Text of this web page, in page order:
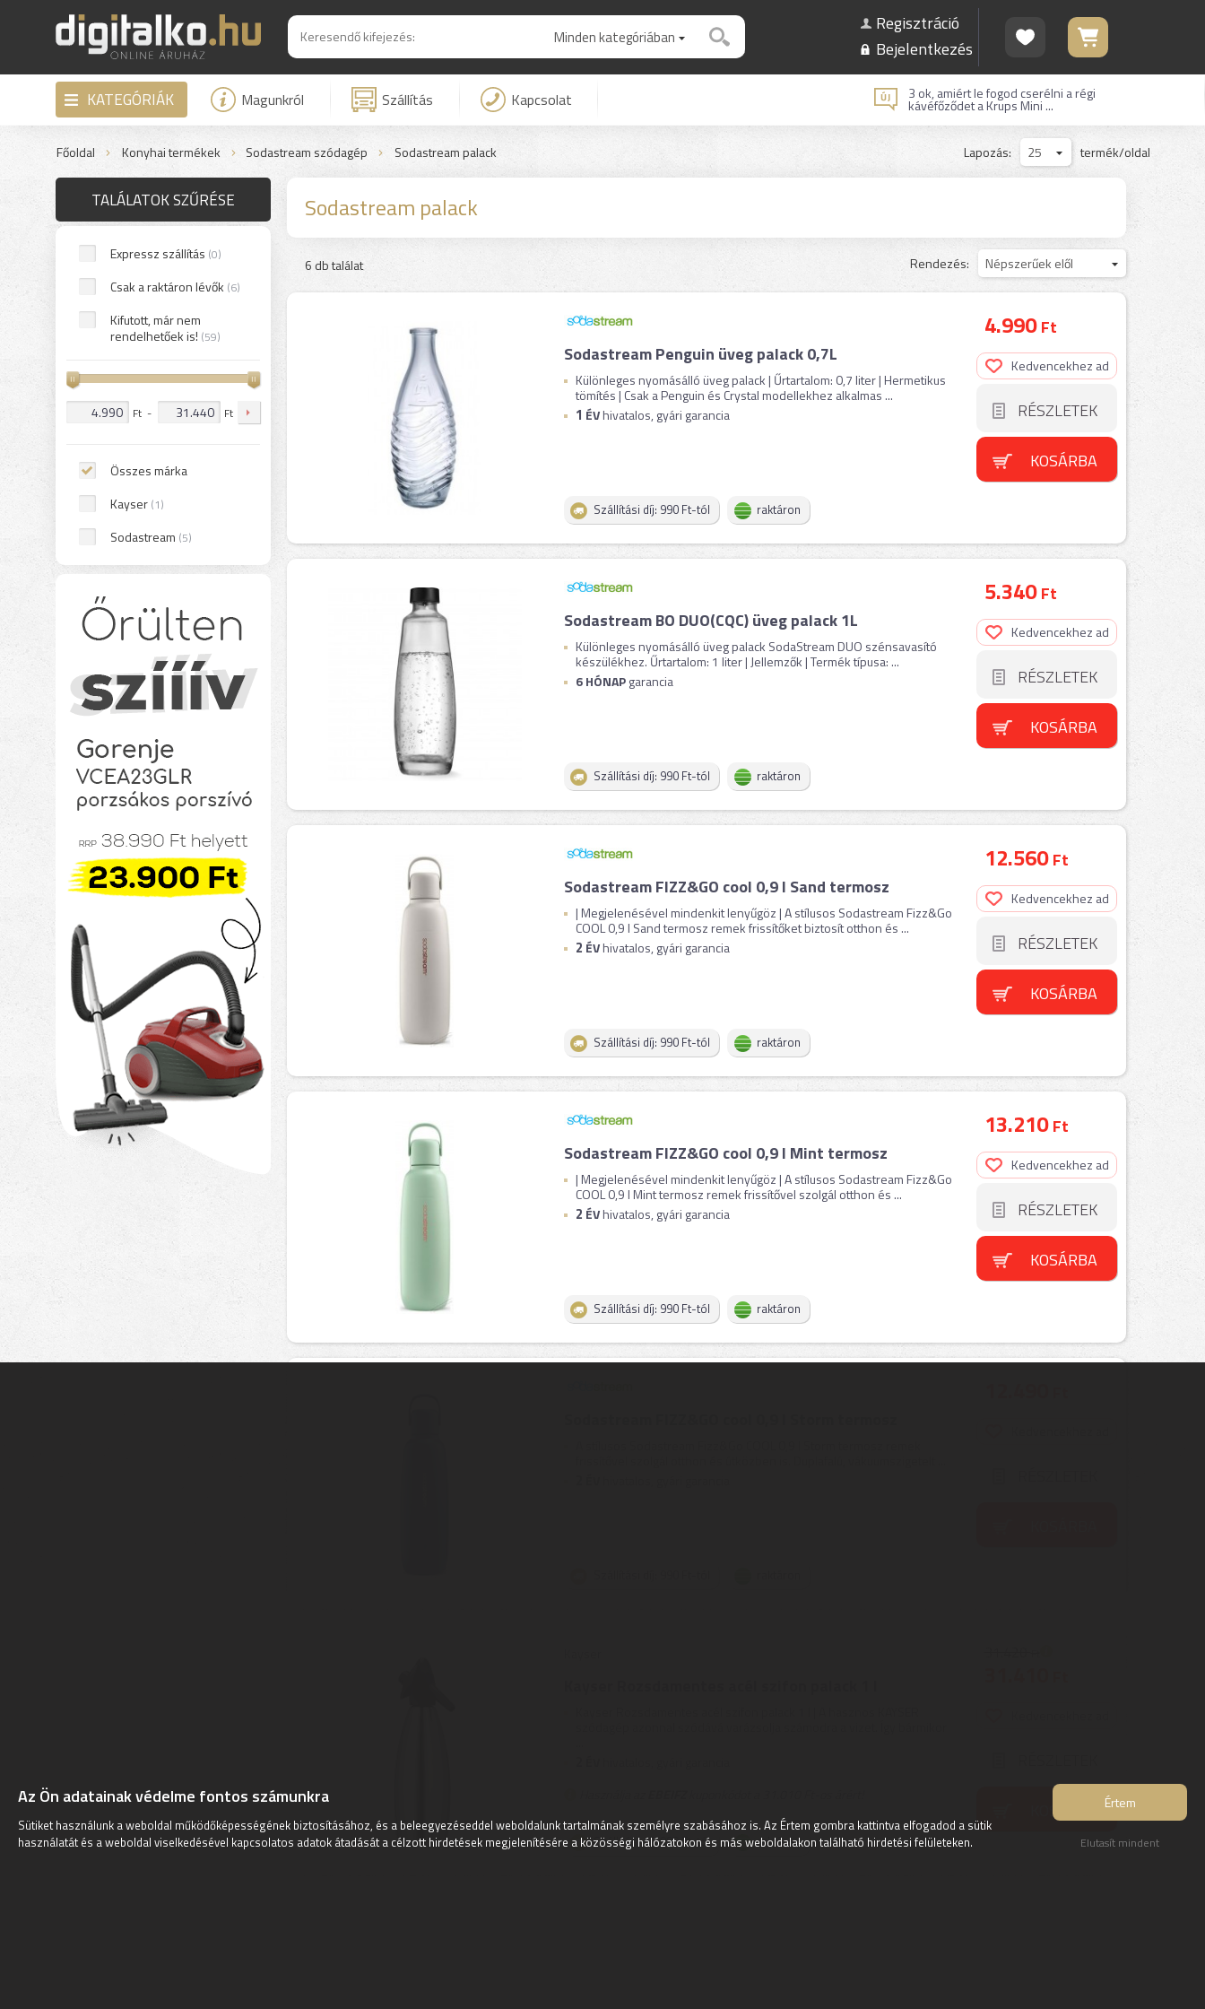
Minden kategóriában
Regisztráció
Bejelentkezés
KATEGÓRIÁK Magunkról Szállítás Kapcsolat 3 ok, amiért le fogod cserélni a régi
kávéfőződet a Krups Mini ...
Főoldal Konyhai termékek Sodastream szódagép Sodastream palack termék/oldal
25
Lapozás:
TALÁLATOK SZŰRÉSE
Expressz szállítás (0)
Csak a raktáron lévők (6)
Kifutott, már nem
rendelhetőek is! (59)
Ft - Ft
Összes márka
Kayser (1)
Sodastream (5)
Sodastream palack
6 db találat Népszerűek elől
Rendezés:
Sodastream Penguin üveg palack 0,7L
Különleges nyomásálló üveg palack | Űrtartalom: 0,7 liter | Hermetikus
tömítés | Csak a Penguin és Crystal modellekhez alkalmas ...
1 ÉVhivatalos, gyári garancia
Szállítási díj: 990 Ft-tól raktáron
4.990Ft
Kedvencekhez ad
RÉSZLETEK
KOSÁRBA
Sodastream BO DUO(CQC) üveg palack 1L
Különleges nyomásálló üveg palack SodaStream DUO szénsavasító
készülékhez. Űrtartalom: 1 liter | Jellemzők | Termék típusa: ...
6 HÓNAPgarancia
Szállítási díj: 990 Ft-tól raktáron
5.340Ft
Kedvencekhez ad
RÉSZLETEK
KOSÁRBA
Sodastream FIZZ&GO cool 0,9 l Sand termosz
| Megjelenésével mindenkit lenyűgöz | A stílusos Sodastream Fizz&Go
COOL 0,9 l Sand termosz remek frissítőket biztosít otthon és ...
2 ÉVhivatalos, gyári garancia
Szállítási díj: 990 Ft-tól raktáron
12.560Ft
Kedvencekhez ad
RÉSZLETEK
KOSÁRBA
Sodastream FIZZ&GO cool 0,9 l Mint termosz
| Megjelenésével mindenkit lenyűgöz | A stílusos Sodastream Fizz&Go
COOL 0,9 l Mint termosz remek frissítővel szolgál otthon és ...
2 ÉVhivatalos, gyári garancia
Szállítási díj: 990 Ft-tól raktáron
13.210Ft
Kedvencekhez ad
RÉSZLETEK
KOSÁRBA
Szállítási díj: 990 Ft-tól raktáron
KOSÁRBA
Az Ön adatainak védelme fontos számunkra
Sütiket használunk a weboldal működőképességének biztosításához, és a beleegyezéseddel weboldalunk tartalmának személyre szabásához is. Az Értem gombra kattintva elfogadod a sütik
használatát és a weboldal viselkedésével kapcsolatos adatok átadását a célzott hirdetések megjelenítésére a közösségi hálózatokon és más weboldalakon található hirdetési felületeken.
Értem
Elutasít mindent